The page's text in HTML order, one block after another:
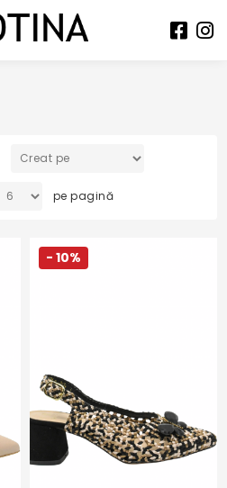
pe pagină
- 10%